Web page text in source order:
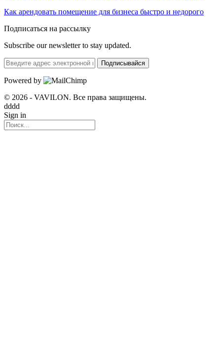
Как арендовать помещение для бизнеса быстро и недорого
Подписаться на рассылку
Subscribe our newsletter to stay updated.
Подписывайся
Powered by
© 2026 - VAVILON. Все права защищены.
dddd
Sign in